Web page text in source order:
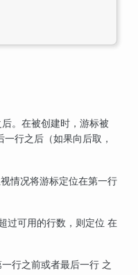
。在被创建时，游标被
行之后（如果向后取，
情况将游标定位在第一行
过可用的行数，则定位 在
行之前或者最后一行 之